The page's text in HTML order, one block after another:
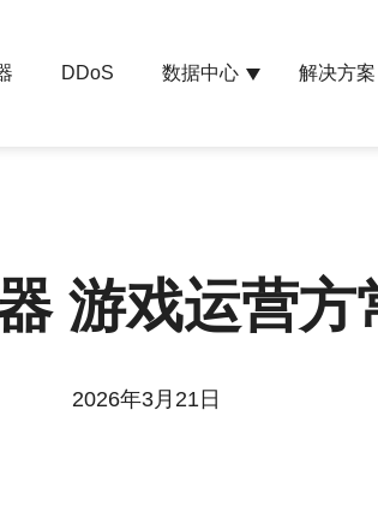
DDoS 数据中心 解决方案
游戏运营方
2026年3月21日